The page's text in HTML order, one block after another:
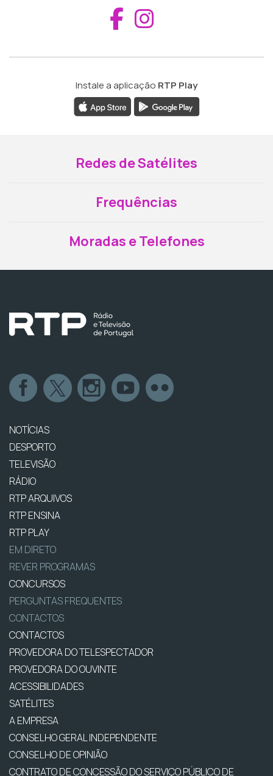
Aceder ao
Instale a aplicação RTP Play
Redes de Satélites
Frequências
Moradas e Telefones
NOTÍCIAS
DESPORTO
TELEVISÃO
RÁDIO
RTP ARQUIVOS
RTP ENSINA
RTP PLAY
EM DIRETO
REVER PROGRAMAS
CONCURSOS
PERGUNTAS FREQUENTES
CONTACTOS
CONTACTOS
PROVEDORA DO TELESPECTADOR
PROVEDORA DO OUVINTE
ACESSIBILIDADES
SATÉLITES
A EMPRESA
CONSELHO GERAL INDEPENDENTE
CONSELHO DE OPINIÃO
CONTRATO DE CONCESSÃO DO SERVIÇO PÚBLICO DE